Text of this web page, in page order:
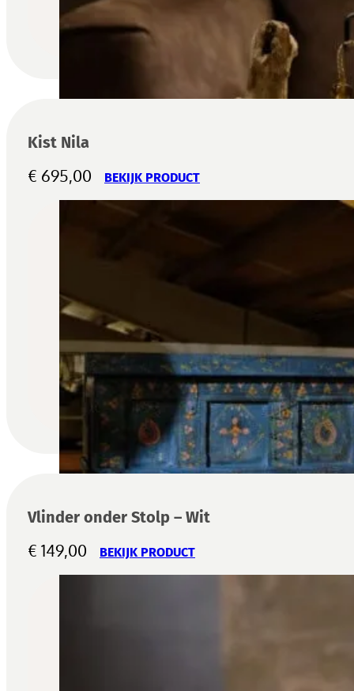
Kist Nila
€ 695,00 BEKIJK PRODUCT
Vlinder onder Stolp – Wit
€ 149,00 BEKIJK PRODUCT